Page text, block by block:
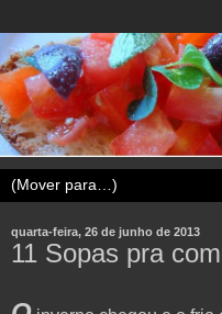
quarta-feira, 26 de junho de 2013
11 Sopas pra